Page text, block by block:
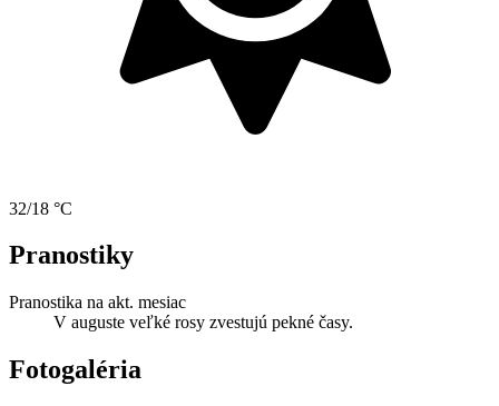
32/18 °C
Pranostiky
Pranostika na akt. mesiac
V auguste veľké rosy zvestujú pekné časy.
Fotogaléria